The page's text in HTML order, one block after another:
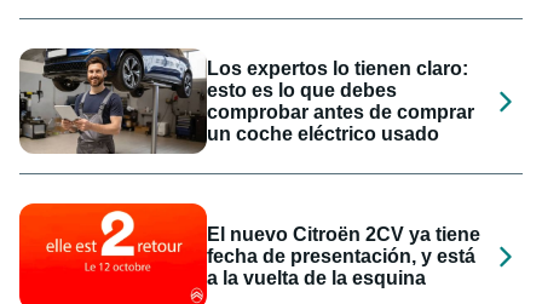
Los expertos lo tienen claro:
esto es lo que debes
comprobar antes de comprar
un coche eléctrico usado
El nuevo Citroën 2CV ya tiene
fecha de presentación, y está
a la vuelta de la esquina